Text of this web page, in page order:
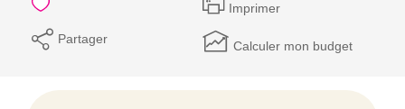
Imprimer
Partager Calculer mon budget